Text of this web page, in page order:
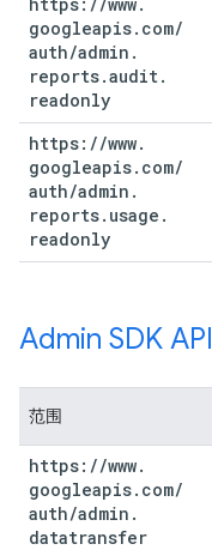
googleapis. com/
auth/admin .
reports.audit.
readonly
https: //www.
googleapis. com/
auth/admin .
reports. usage .
readonly
Admin SDK API
范围
https: //www.
googleapis. com/
auth/admin .
datatransfer